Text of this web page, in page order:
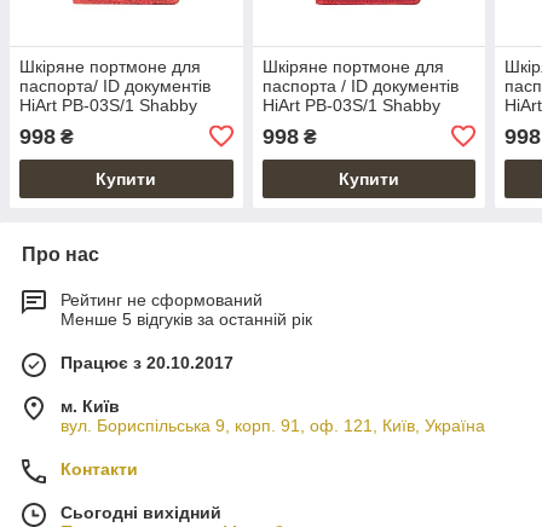
Шкіряне портмоне для
паспорта/ ID документів
HiArt PB-03S/1 Shabby
998 ₴
Купити
Шкіряне портмоне для
паспорта / ID документів
HiArt PB-03S/1 Shabby
Classic"
998₴
Купити
998
Про нас
Рейтинг не сформований
Менше 5 відгуків за останній рік
Працює з 20.10.2017
м. Київ
вул. Бориспільська 9, корп. 91, оф. 121, Київ, Україна
Контакти
Сьогодні вихідний